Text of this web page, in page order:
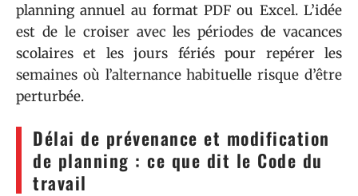
planning annuel au format PDF ou Excel. L’idée
est de le croiser avec les périodes de vacances
scolaires et les jours fériés pour repérer les
semaines où l’alternance habituelle risque d’être
perturbée.
Délai de prévenance et modification
de planning : ce que dit le Code du
travail